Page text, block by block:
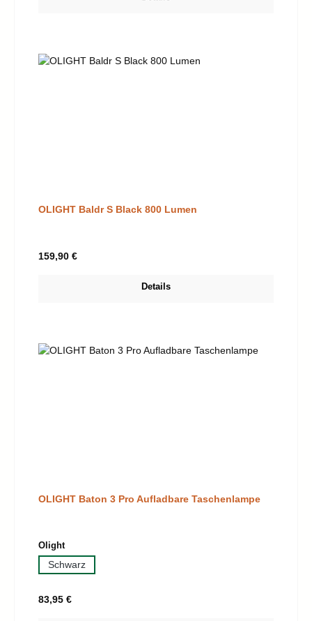
OLIGHT Baldr S Black 800 Lumen
Regulärer Preis:
159,90 €
Details
OLIGHT Baton 3 Pro Aufladbare Taschenlampe
Olightauswählen
Schwarz
Regulärer Preis:
83,95 €